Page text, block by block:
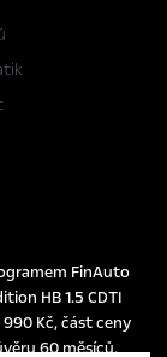
FinAuto
HB 1.5 CDTI
990 Kč, část ceny
60 měsíců,